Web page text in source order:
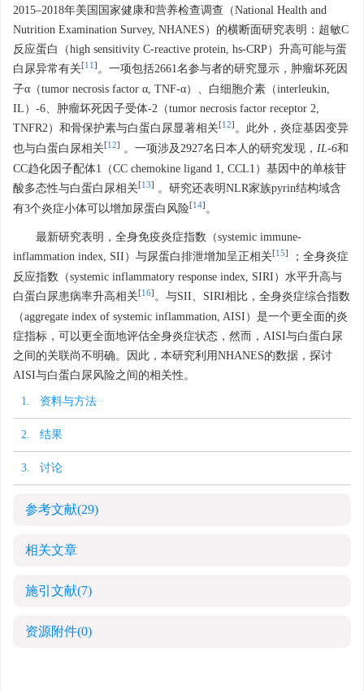
2015–2018年美国国家健康和营养检查调查（National Health and
Nutrition Examination Survey, NHANES）的横断面研究表明：超敏C
反应蛋白（high sensitivity C-reactive protein, hs-CRP）升高可能与蛋
白尿异常有关[11] 。一项包括2661名参与者的研究显示，肿瘤坏死因
子α（tumor necrosis factor α, TNF-α）、白细胞介素（interleukin,
IL）-6、肿瘤坏死因子受体-2（tumor necrosis factor receptor 2,
TNFR2）和骨保护素与白蛋白尿显著相关[12] 。此外，炎症基因变异
也与白蛋白尿相关[12] 。一项涉及2927名日本人的研究发现， IL-6和
CC趋化因子配体1（CC chemokine ligand 1, CCL1）基因中的单核苷
酸多态性与白蛋白尿相关[13] 。研究还表明NLR家族pyrin结构域含
有3个炎症小体可以增加尿蛋白风险[14] 。
最新研究表明，全身免疫炎症指数（systemic immune-
inflammation index, SII）与尿蛋白排泄增加呈正相关[15]
；全身炎症
反应指数（systemic inflammatory response index, SIRI）水平升高与
白蛋白尿患病率升高相关[16] 。与SII、SIRI相比，全身炎症综合指数
（aggregate index of systemic inflammation, AISI）是一个更全面的炎
症指标，可以更全面地评估全身炎症状态，然而，AISI与白蛋白尿
之间的关联尚不明确。因此，本研究利用NHANES的数据，探讨
AISI与白蛋白尿风险之间的相关性。
1. 资料与方法
2. 结果
3. 讨论
参考文献(29)
相关文章
施引文献(7)
资源附件(0)